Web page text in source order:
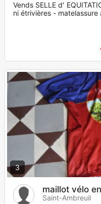
Vends SELLE d'
ni étrivières - matelassure
3
maillot vélo
Saint-Ambreuil